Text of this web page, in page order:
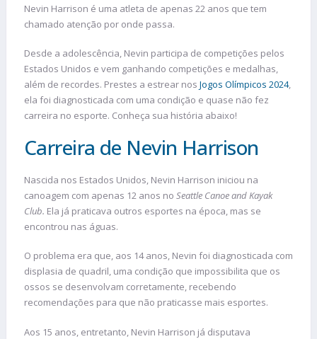
Nevin Harrison é uma atleta de apenas 22 anos que tem
chamado atenção por onde passa.
Desde a adolescência, Nevin participa de competições pelos
Estados Unidos e vem ganhando competições e medalhas,
além de recordes. Prestes a estrear nos Jogos Olímpicos 2024,
ela foi diagnosticada com uma condição e quase não fez
carreira no esporte. Conheça sua história abaixo!
Carreira de Nevin Harrison
Nascida nos Estados Unidos, Nevin Harrison iniciou na
canoagem com apenas 12 anos no Seattle Canoe and Kayak
Club. Ela já praticava outros esportes na época, mas se
encontrou nas águas.
O problema era que, aos 14 anos, Nevin foi diagnosticada com
displasia de quadril, uma condição que impossibilita que os
ossos se desenvolvam corretamente, recebendo
recomendações para que não praticasse mais esportes.
Aos 15 anos, entretanto, Nevin Harrison já disputava